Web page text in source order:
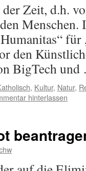
Zeit, d.h.
Menschen.
für
den
BigTech
, Kultur, Natur,
hinterlassen